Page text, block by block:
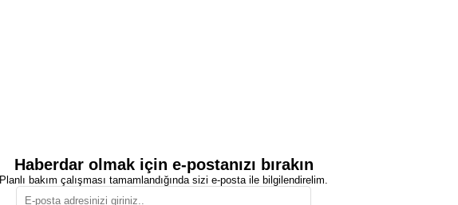
Haberdar olmak için e-postanızı bırakın
Planlı bakım çalışması tamamlandığında sizi e-posta ile bilgilendirelim.